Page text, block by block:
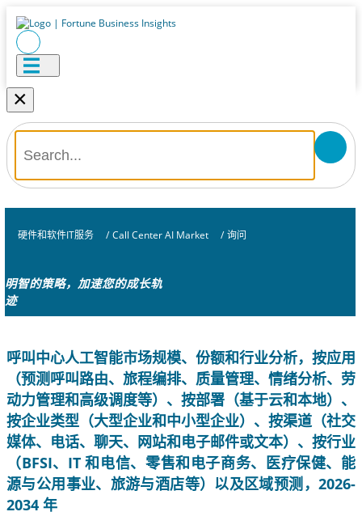
×
硬件和软件IT服务 / Call Center AI Market / 询问
明智的策略，加速您的成长轨
迹
呼叫中心人工智能市场规模、份额和行业分析，按应用
（预测呼叫路由、旅程编排、质量管理、情绪分析、劳
动力管理和高级调度等）、按部署（基于云和本地）、
按企业类型（大型企业和中小型企业）、按渠道（社交
媒体、电话、聊天、网站和电子邮件或文本）、按行业
（BFSI、IT 和电信、零售和电子商务、医疗保健、能
源与公用事业、旅游与酒店等）以及区域预测，2026-
2034 年